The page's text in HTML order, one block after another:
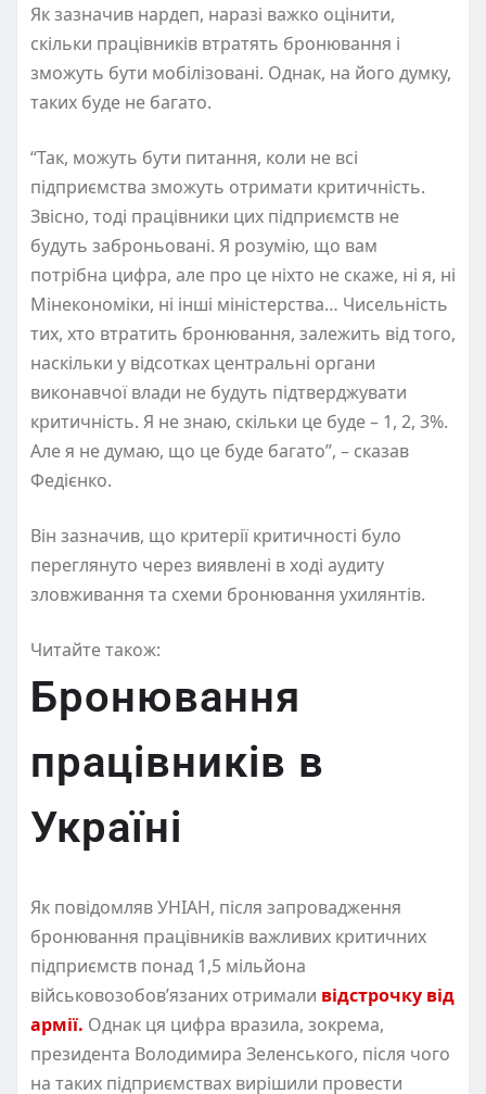
Як зазначив нардеп, наразі важко оцінити,
скільки працівників втратять бронювання і
зможуть бути мобілізовані. Однак, на його думку,
таких буде не багато.
“Так, можуть бути питання, коли не всі
підприємства зможуть отримати критичність.
Звісно, тоді працівники цих підприємств не
будуть заброньовані. Я розумію, що вам
потрібна цифра, але про це ніхто не скаже, ні я, ні
Мінекономіки, ні інші міністерства… Чисельність
тих, хто втратить бронювання, залежить від того,
наскільки у відсотках центральні органи
виконавчої влади не будуть підтверджувати
критичність. Я не знаю, скільки це буде – 1, 2, 3%.
Але я не думаю, що це буде багато”, – сказав
Федієнко.
Він зазначив, що критерії критичності було
переглянуто через виявлені в ході аудиту
зловживання та схеми бронювання ухилянтів.
Читайте також:
Бронювання
працівників в
Україні
Як повідомляв УНІАН, після запровадження
бронювання працівників важливих критичних
підприємств понад 1,5 мільйона
військовозобов’язаних отримали відстрочку від
армії. Однак ця цифра вразила, зокрема,
президента Володимира Зеленського, після чого
на таких підприємствах вирішили провести